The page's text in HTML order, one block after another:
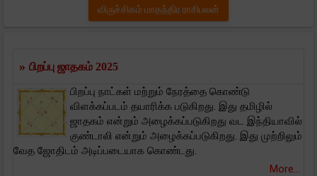
விருச்சிகம் மாதந்திர ராசிபலன்
» பிறப்பு ஜாதகம் 2025
பிறப்பு நாட்கள் மற்றும் நேரத்தை கொண்டு
விளக்கப்படம் தயாரிக்க படுகிறது. இது தமிழில்
ஜாதகம் என்றும் அழைக்கப்படுகிறது வட இந்தியாவில்
குண்டாலி என்றும் அழைக்கப்படுகிறது. இது முற்றிலும்
வேத ஜோதிடம் அடிப்படையாக கொண்டது.
More...